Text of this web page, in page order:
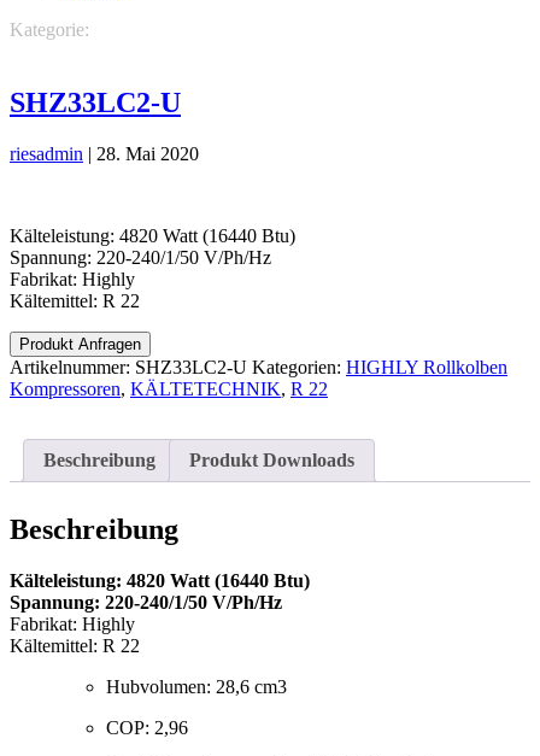
Kategorie:
SHZ33LC2-U
riesadmin | 28. Mai 2020
Kälteleistung: 4820 Watt (16440 Btu)
Spannung: 220-240/1/50 V/Ph/Hz
Fabrikat: Highly
Kältemittel: R 22
Produkt Anfragen
Artikelnummer: SHZ33LC2-U Kategorien: HIGHLY Rollkolben
Kompressoren, KÄLTETECHNIK, R 22
Beschreibung Produkt Downloads
Beschreibung
Kälteleistung: 4820 Watt (16440 Btu)
Spannung: 220-240/1/50 V/Ph/Hz
Fabrikat: Highly
Kältemittel: R 22
Hubvolumen: 28,6 cm3
COP: 2,96